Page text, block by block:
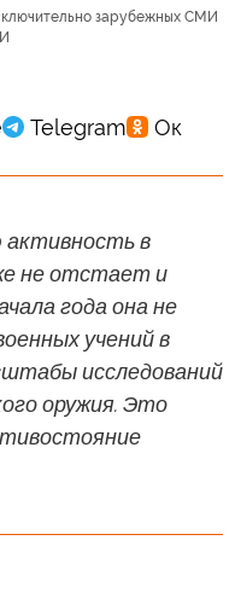
зарубежных СМИ
в
не отстает и
года она не
учений в
исследований
оружия. Это